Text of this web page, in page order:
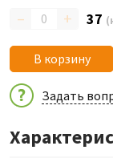
– + 37
В корзину
Задать